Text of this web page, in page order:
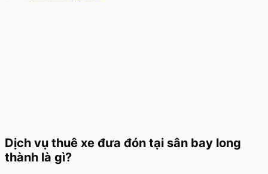
Dịch vụ thuê xe đưa đón tại sân bay long
thành là gì?